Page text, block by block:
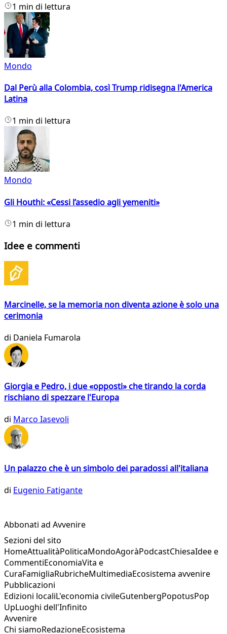
1 min di lettura
Mondo
Dal Perù alla Colombia, così Trump ridisegna l'America
Latina
1 min di lettura
Mondo
Gli Houthi: «Cessi l’assedio agli yemeniti»
1 min di lettura
Idee e commenti
Marcinelle, se la memoria non diventa azione è solo una
cerimonia
di Daniela Fumarola
Giorgia e Pedro, i due «opposti» che tirando la corda
rischiano di spezzare l'Europa
di Marco Iasevoli
Un palazzo che è un simbolo dei paradossi all'italiana
di Eugenio Fatigante
Abbonati ad Avvenire
Sezioni del sito
HomeAttualitàPoliticaMondoAgoràPodcastChiesaIdee e
CommentiEconomiaVita e
CuraFamigliaRubricheMultimediaEcosistema avvenire
Pubblicazioni
Edizioni localiL'economia civileGutenbergPopotusPop
UpLuoghi dell'Infinito
Avvenire
Chi siamoRedazioneEcosistema